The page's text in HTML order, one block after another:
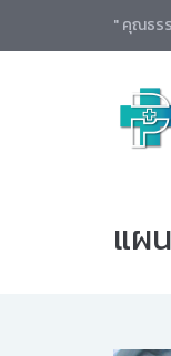
" คุณธร
แผ